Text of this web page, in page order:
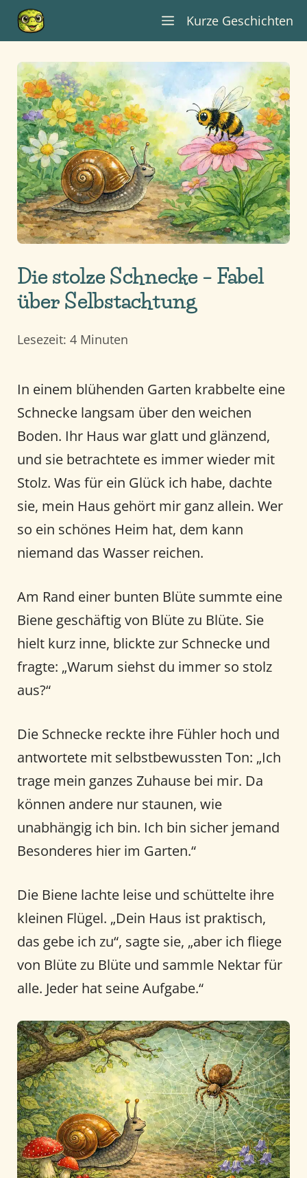
Zum
Inhalt
springen
Kurze Geschichten
Die stolze Schnecke – Fabel
über Selbstachtung
Lesezeit: 4 Minuten
In einem blühenden Garten krabbelte eine
Schnecke langsam über den weichen
Boden. Ihr Haus war glatt und glänzend,
und sie betrachtete es immer wieder mit
Stolz. Was für ein Glück ich habe, dachte
sie, mein Haus gehört mir ganz allein. Wer
so ein schönes Heim hat, dem kann
niemand das Wasser reichen.
Am Rand einer bunten Blüte summte eine
Biene geschäftig von Blüte zu Blüte. Sie
hielt kurz inne, blickte zur Schnecke und
fragte: „Warum siehst du immer so stolz
aus?“
Die Schnecke reckte ihre Fühler hoch und
antwortete mit selbstbewussten Ton: „Ich
trage mein ganzes Zuhause bei mir. Da
können andere nur staunen, wie
unabhängig ich bin. Ich bin sicher jemand
Besonderes hier im Garten.“
Die Biene lachte leise und schüttelte ihre
kleinen Flügel. „Dein Haus ist praktisch,
das gebe ich zu“, sagte sie, „aber ich fliege
von Blüte zu Blüte und sammle Nektar für
alle. Jeder hat seine Aufgabe.“